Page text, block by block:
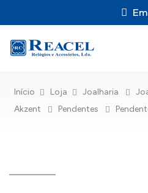
Início Loja Joalharia
Akzent
Pendentes